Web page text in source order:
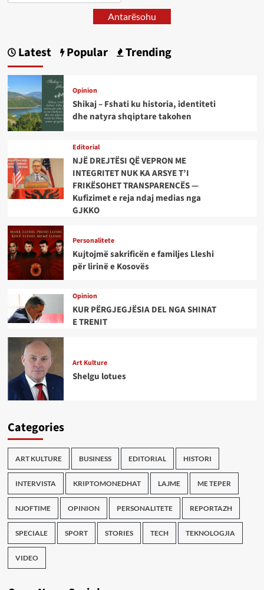
Antarësohu
Latest Popular Trending
Opinion
Shikaj – Fshati ku historia, identiteti
dhe natyra shqiptare takohen
Editorial
NJË DREJTËSI QË VEPRON ME
INTEGRITET NUK KA ARSYE T’I
FRIKËSOHET TRANSPARENCËS —
Kufizimet e reja ndaj medias nga
GJKKO
Personalitete
Kujtojmë sakrificën e familjes Lleshi
për lirinë e Kosovës
Opinion
KUR PËRGJEGJËSIA DEL NGA SHINAT
E TRENIT
Art Kulture
Shelgu lotues
Categories
ART KULTURE BUSINESS EDITORIAL HISTORI
INTERVISTA KRIPTOMONEDHAT LAJME ME TEPER
NJOFTIME OPINION PERSONALITETE REPORTAZH
SPECIALE SPORT STORIES TECH TEKNOLOGJIA
VIDEO